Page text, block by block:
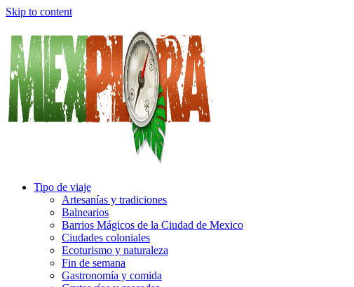
Skip to content
Tipo de viaje
Artesanías y tradiciones
Balnearios
Barrios Mágicos de la Ciudad de Mexico
Ciudades coloniales
Ecoturismo y naturaleza
Fin de semana
Gastronomía y comida